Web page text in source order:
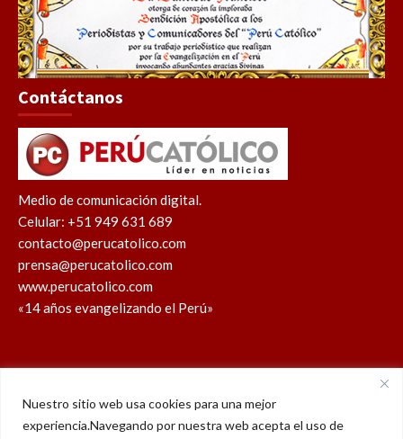
Nuestro sitio web usa cookies para una mejor
experiencia.Navegando por nuestra web acepta el uso de
Contáctanos
Medio de comunicación digital.
Celular: +51 949 631 689
contacto@perucatolico.com
prensa@perucatolico.com
www.perucatolico.com
«14 años evangelizando el Perú»
Política de cookies Política de privacidad